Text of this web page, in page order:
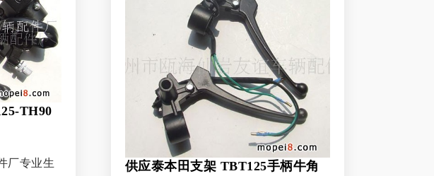
TH90
厂专业生
供应泰本田支架 TBT125手柄牛角